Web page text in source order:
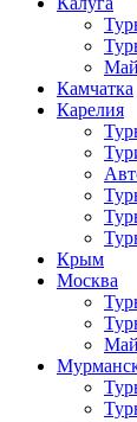
Камчатка
Карелия
Крым
Москва